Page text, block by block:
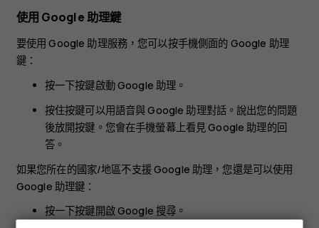
使用 Google 助理鍵
要使用 Google 助理服務，您可以按手機側面的 Google 助理
鍵：
按一下按鍵啟動 Google 助理。
按住按鍵可以用語音與 Google 助理對話。說出您的問題
後放開按鍵。您會在手機螢幕上看見 Google 助理的回
答。
如果您所在的國家/地區不支援 Google 助理，您還是可以使用
Google 助理鍵：
按一下按鍵開啟 Google 搜尋。